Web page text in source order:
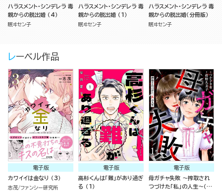
ハラスメント・シンデレラ 毒
親からの脱出婚 （4）
眠ヰセン子
ハラスメント・シンデレラ 毒
親からの脱出婚 （1）
眠ヰセン子
ハラスメント・シンデレラ 毒
親からの脱出婚（分冊版）
眠ヰセン子
レーベル作品
電子版
カワイイは金なり （3）
志茂 ファンシー研究所
電子版
高杉くんは「難」があり過ぎ
る （1）
電子版
母ガチャ失敗 ～搾取され
つづけた「私」の人生～（分